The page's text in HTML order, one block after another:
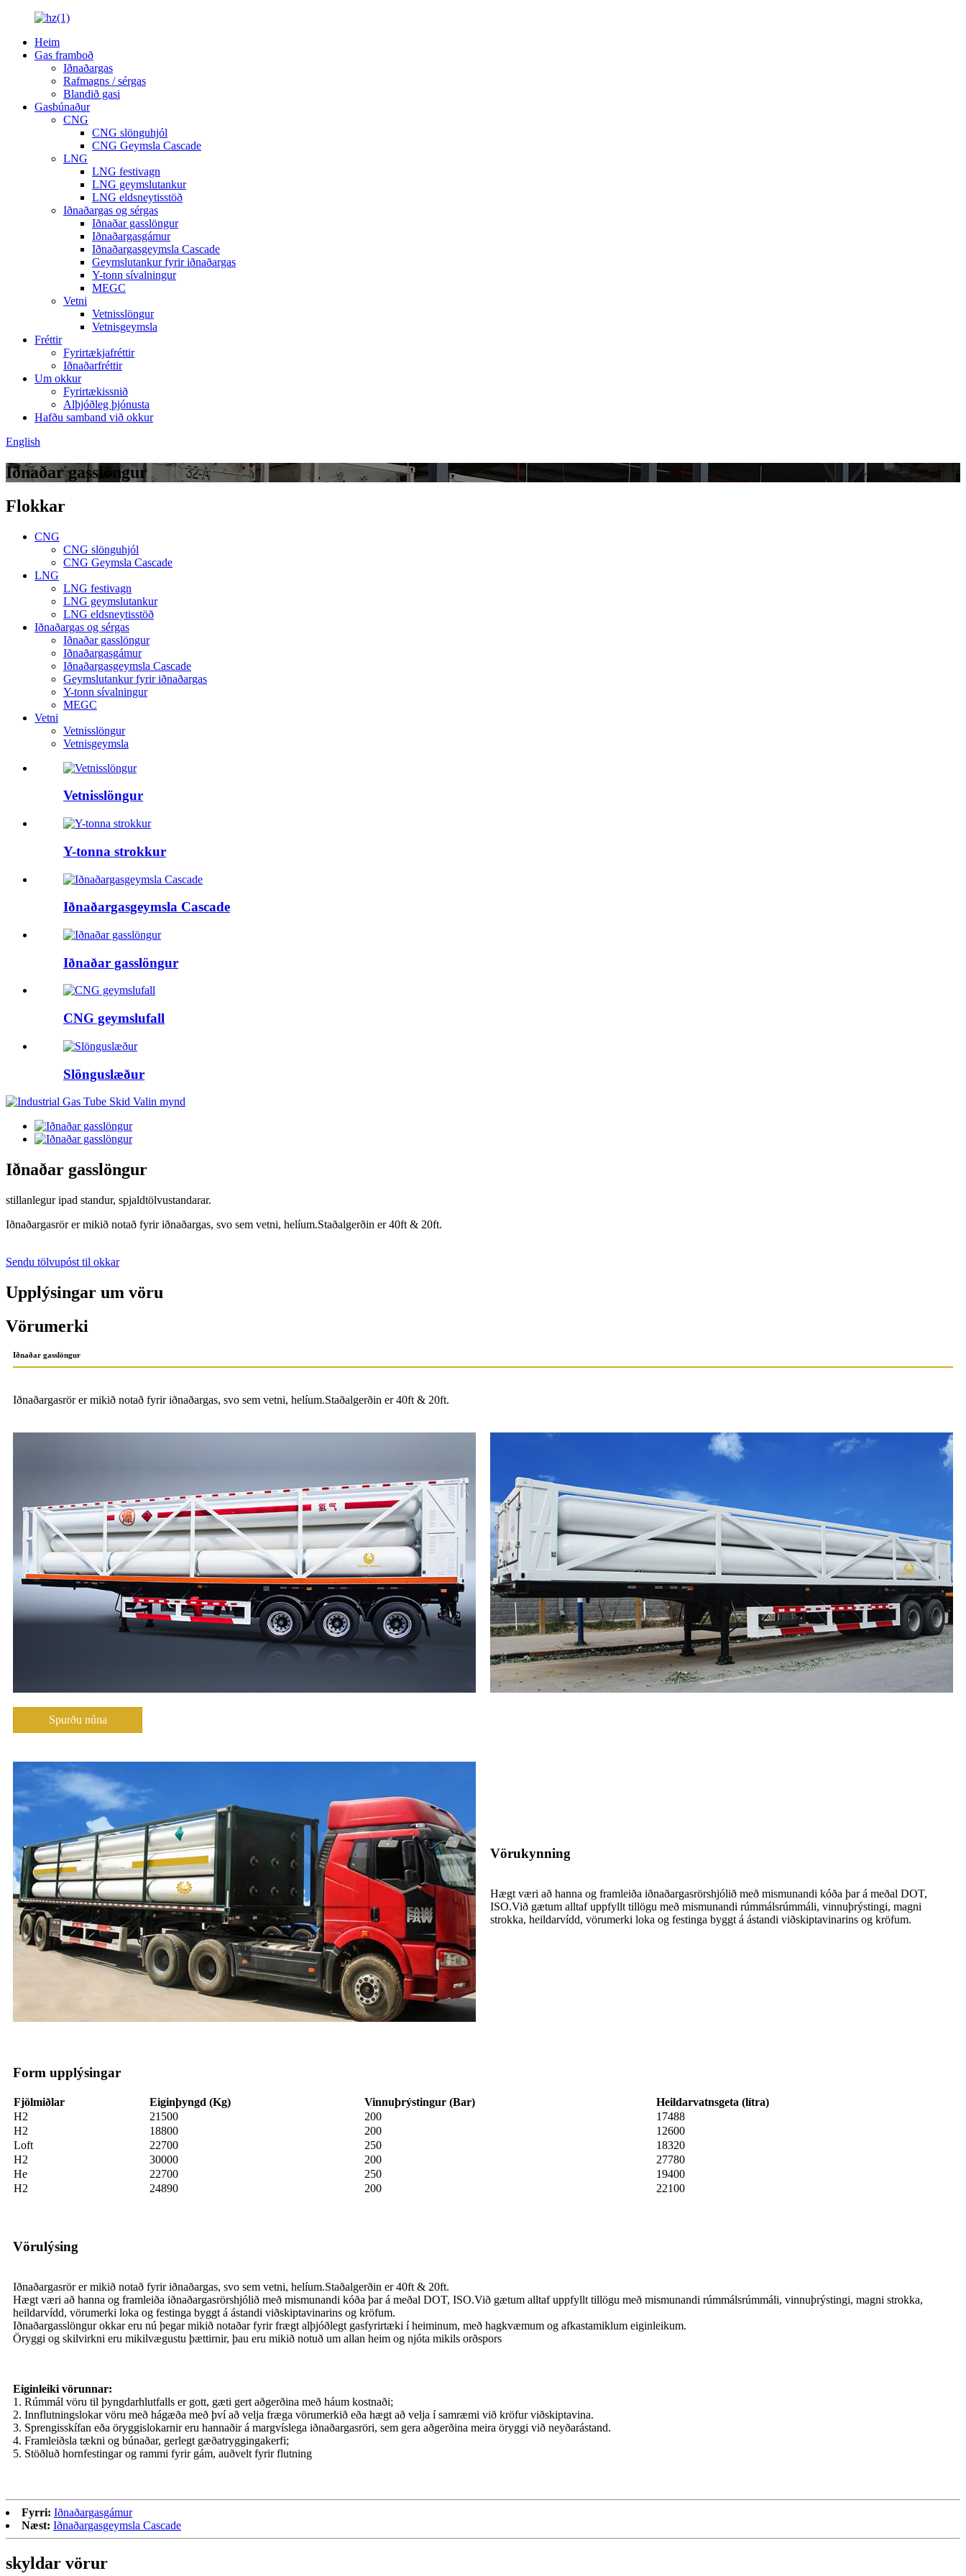
Heim
Gas framboð
Iðnaðargas
Rafmagns / sérgas
Blandið gasi
Gasbúnaður
CNG
CNG slönguhjól
CNG Geymsla Cascade
LNG
LNG festivagn
LNG geymslutankur
LNG eldsneytisstöð
Iðnaðargas og sérgas
Iðnaðar gasslöngur
Iðnaðargasgámur
Iðnaðargasgeymsla Cascade
Geymslutankur fyrir iðnaðargas
Y-tonn sívalningur
MEGC
Vetni
Vetnisslöngur
Vetnisgeymsla
Fréttir
Fyrirtækjafréttir
Iðnaðarfréttir
Um okkur
Fyrirtækissnið
Alþjóðleg þjónusta
Hafðu samband við okkur
English
Iðnaðar gasslöngur
Flokkar
CNG
CNG slönguhjól
CNG Geymsla Cascade
LNG
LNG festivagn
LNG geymslutankur
LNG eldsneytisstöð
Iðnaðargas og sérgas
Iðnaðar gasslöngur
Iðnaðargasgámur
Iðnaðargasgeymsla Cascade
Geymslutankur fyrir iðnaðargas
Y-tonn sívalningur
MEGC
Vetni
Vetnisslöngur
Vetnisgeymsla
Vetnisslöngur
Y-tonna strokkur
Iðnaðargasgeymsla Cascade
Iðnaðar gasslöngur
CNG geymslufall
Slönguslæður
Iðnaðar gasslöngur
stillanlegur ipad standur, spjaldtölvustandarar.
Iðnaðargasrör er mikið notað fyrir iðnaðargas, svo sem vetni, helíum.Staðalgerðin er 40ft & 20ft.
Sendu tölvupóst til okkar
Upplýsingar um vöru
Vörumerki
Iðnaðar gasslöngur
Iðnaðargasrör er mikið notað fyrir iðnaðargas, svo sem vetni, helíum.Staðalgerðin er 40ft & 20ft.
Spurðu núna
Vörukynning
Hægt væri að hanna og framleiða iðnaðargasrörshjólið með mismunandi kóða þar á meðal DOT,
ISO.Við gætum alltaf uppfyllt tillögu með mismunandi rúmmálsrúmmáli, vinnuþrýstingi, magni
strokka, heildarvídd, vörumerki loka og festinga byggt á ástandi viðskiptavinarins og kröfum.
Form upplýsingar
Fjölmiðlar Eiginþyngd (Kg) Vinnuþrýstingur (Bar)
Heildarvatnsgeta (lítra)
H2
21500 200
17488
H2
18800 200
12600
Loft
22700 250
18320
H2
30000 200
27780
He
22700 250
19400
H2
24890 200 22100
Vörulýsing
Iðnaðargasrör er mikið notað fyrir iðnaðargas, svo sem vetni, helíum.Staðalgerðin er 40ft & 20ft.
Hægt væri að hanna og framleiða iðnaðargasrörshjólið með mismunandi kóða þar á meðal DOT, ISO.Við gætum alltaf uppfyllt tillögu með mismunandi rúmmálsrúmmáli, vinnuþrýstingi, magni strokka,
heildarvídd, vörumerki loka og festinga byggt á ástandi viðskiptavinarins og kröfum.
Iðnaðargasslöngur okkar eru nú þegar mikið notaðar fyrir frægt alþjóðlegt gasfyrirtæki í heiminum, með hagkvæmum og afkastamiklum eiginleikum.
Öryggi og skilvirkni eru mikilvægustu þættirnir, þau eru mikið notuð um allan heim og njóta mikils orðspors
Eiginleiki vörunnar:
1. Rúmmál vöru til þyngdarhlutfalls er gott, gæti gert aðgerðina með háum kostnaði;
2. Innflutningslokar vöru með hágæða með því að velja fræga vörumerkið eða hægt að velja í samræmi við kröfur viðskiptavina.
3. Sprengisskífan eða öryggislokarnir eru hannaðir á margvíslega iðnaðargasröri, sem gera aðgerðina meira öryggi við neyðarástand.
4. Framleiðsla tækni og búnaðar, gerlegt gæðatryggingakerfi;
5. Stöðluð hornfestingar og rammi fyrir gám, auðvelt fyrir flutning
Fyrri: Iðnaðargasgámur
Næst: Iðnaðargasgeymsla Cascade
skyldar vörur